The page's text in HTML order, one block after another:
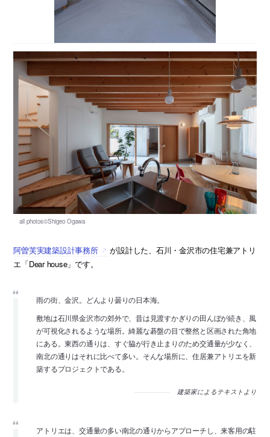
阿曽芙実建築設計事務所
が設計した、石川・金沢市の住宅兼アトリ
エ「Dear house」です。
雨の街、金沢。どんより曇りの日本海。
敷地は石川県金沢市の郊外で、昔は見渡すかぎりの田んぼが続き、風
が可視化されるような場所。綺麗な碁盤の目で整然と区画された角地
にある。東西の通りは、すぐ脇が行き止まりのため交通量が少なく、
南北の通りはそれに比べて多い。そんな場所に、住居兼アトリエを新
築するプロジェクトである。
建築家によるテキストより
アトリエは、交通量の多い南北の通りからアプローチし、来客用の駐